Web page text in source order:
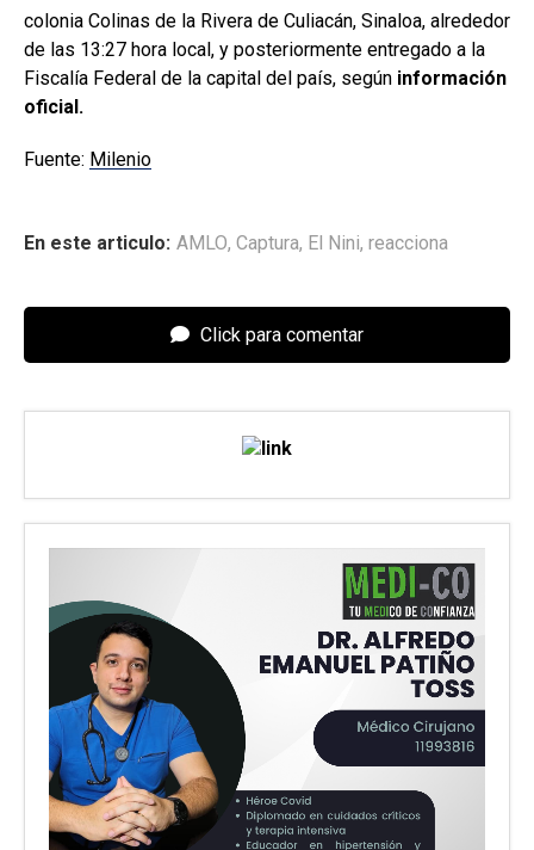
colonia Colinas de la Rivera de Culiacán, Sinaloa, alrededor
de las 13:27 hora local, y posteriormente entregado a la
Fiscalía Federal de la capital del país, según información
oficial.
Fuente: Milenio
En este articulo: AMLO, Captura, El Nini, reacciona
Click para comentar